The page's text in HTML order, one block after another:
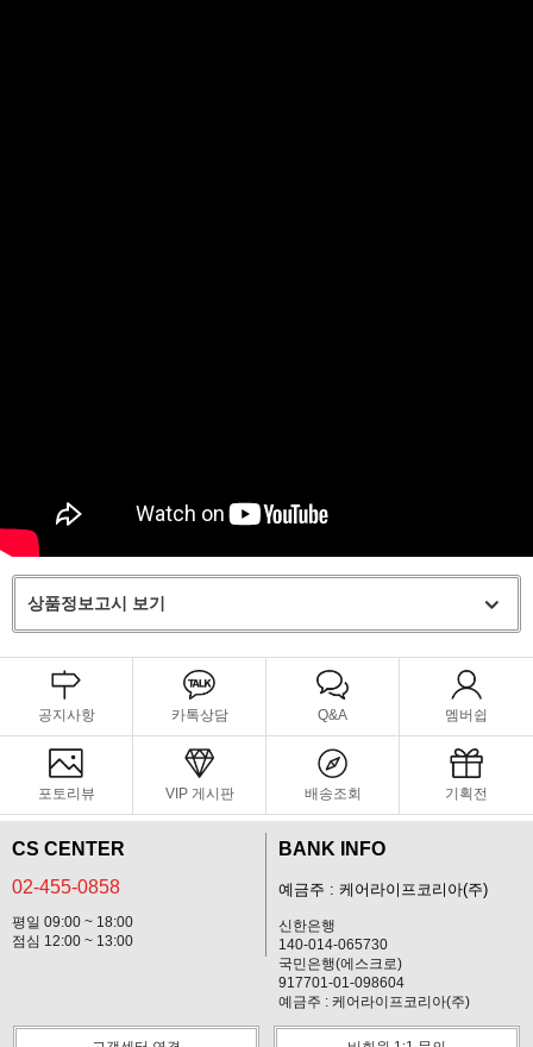
상품정보고시 보기
공지사항 카톡상담 Q&A 멤버쉽
포토리뷰 VIP 게시판 배송조회 기획전
CS CENTER
02-455-0858
평일 09:00 ~ 18:00
점심 12:00 ~ 13:00
BANK INFO
예금주 : 케어라이프코리아(주)
신한은행
140-014-065730
국민은행(에스크로)
917701-01-098604
예금주 : 케어라이프코리아(주)